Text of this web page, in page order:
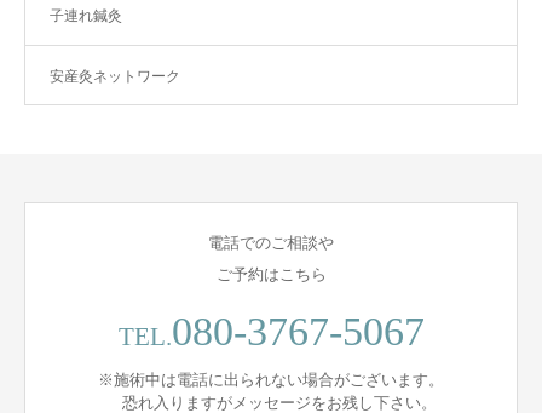
子連れ鍼灸
安産灸ネットワーク
電話でのご相談や
ご予約はこちら
TEL.080-3767-5067
※施術中は電話に出られない場合がございます。
恐れ入りますがメッセージをお残し下さい。